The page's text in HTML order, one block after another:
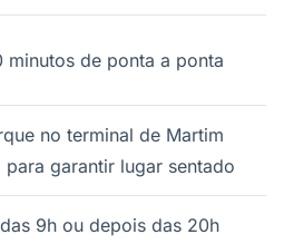
minutos de ponta a ponta
no terminal de Martim
para garantir lugar sentado
9h ou depois das 20h